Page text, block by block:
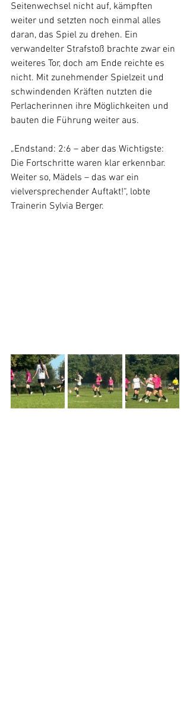
Seitenwechsel nicht auf, kämpften
weiter und setzten noch einmal alles
daran, das Spiel zu drehen. Ein
verwandelter Strafstoß brachte zwar ein
weiteres Tor, doch am Ende reichte es
nicht. Mit zunehmender Spielzeit und
schwindenden Kräften nutzten die
Perlacherinnen ihre Möglichkeiten und
bauten die Führung weiter aus.
„Endstand: 2:6 – aber das Wichtigste:
Die Fortschritte waren klar erkennbar.
Weiter so, Mädels – das war ein
vielversprechender Auftakt!“, lobte
Trainerin Sylvia Berger.